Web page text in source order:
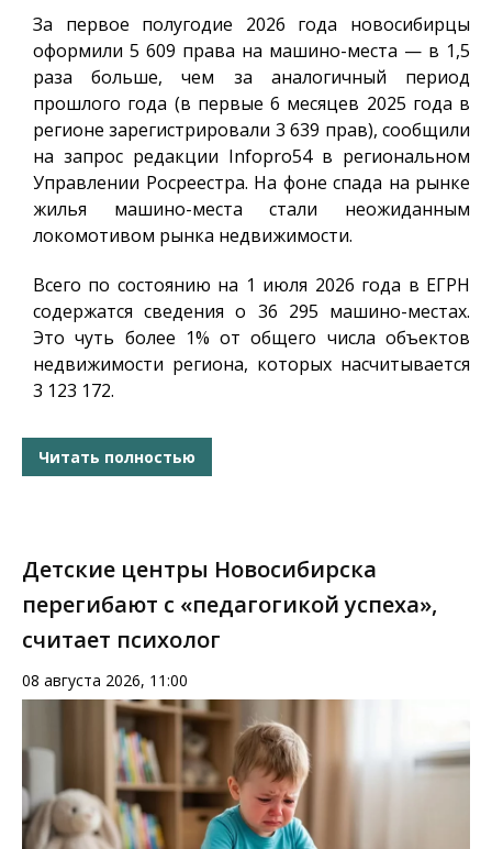
За первое полугодие 2026 года новосибирцы
оформили 5 609 права на машино-места — в 1,5
раза больше, чем за аналогичный период
прошлого года (в первые 6 месяцев 2025 года в
регионе зарегистрировали 3 639 прав), сообщили
на запрос редакции Infopro54в региональном
Управлении Росреестра. На фоне спада на рынке
жилья машино-места стали неожиданным
локомотивом рынка недвижимости.
Всего по состоянию на 1 июля 2026 года в ЕГРН
содержатся сведения о 36 295 машино-местах.
Это чуть более 1% от общего числа объектов
недвижимости региона, которых насчитывается
3 123 172.
Читать полностью
Детские центры Новосибирска
перегибают с «педагогикой успеха»,
считает психолог
08 августа 2026, 11:00